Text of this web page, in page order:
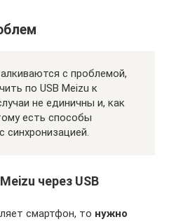
с проблемой,
по USB Meizu к
не единичны и, как
есть способы
синхронизацией.
через USB
смартфон, то нужно